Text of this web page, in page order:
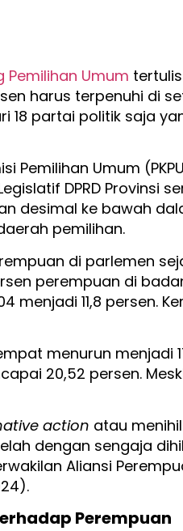
Pemilihan Umum
harus terpenuhi di
18 partai politik saja
Pemilihan Umum
DPRD Provinsi
desimal ke bawah
pemilihan.
di parlemen
perempuan di
11,8 persen.
menurun menjadi
20,52 persen.
action atau
dengan sengaja
Aliansi
Perempuan